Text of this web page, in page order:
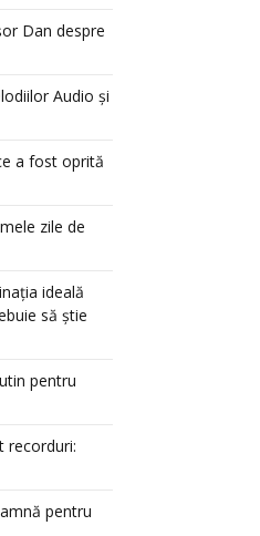
Dan despre
Audio și
a fost oprită
zile de
ideală
să știe
pentru
recorduri:
pentru